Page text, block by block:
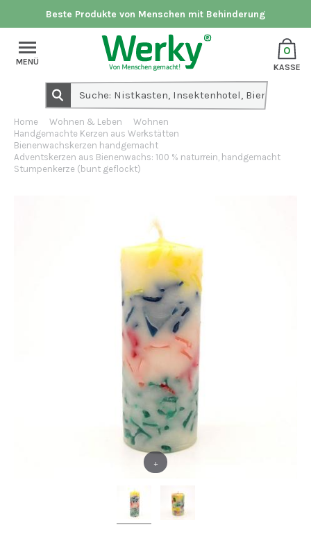
Beste Produkte von Menschen mit Behinderung
0
KASSE
MENÜ
Home Wohnen & Leben
Wohnen
Handgemachte Kerzen aus Werkstätten
Bienenwachskerzen handgemacht
Adventskerzen aus Bienenwachs: 100 % naturrein, handgemacht
Stumpenkerze (bunt geflockt)
+